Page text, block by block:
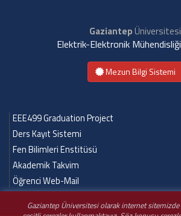
Gaziantep Üniversitesi olarak internet sitemizde
GaziantepÜniversitesi
Elektrik-Elektronik
Mezun Bilgi Sistemi
EEE499 Graduation Project
Ders Kayıt Sistemi
Fen Bilimleri Enstitüsü
Akademik Takvim
Öğrenci Web-Mail